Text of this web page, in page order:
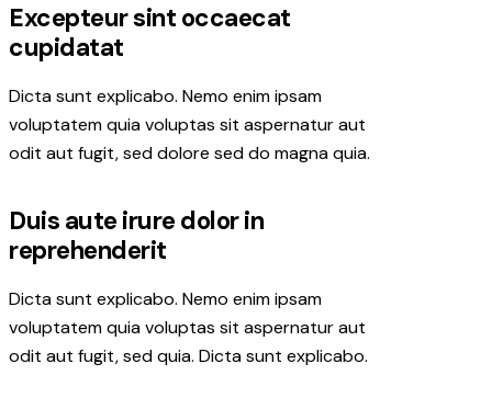
Excepteur sint occaecat
cupidatat
Dicta sunt explicabo. Nemo enim ipsam
voluptatem quia voluptas sit aspernatur aut
odit aut fugit, sed dolore sed do magna quia.
Duis aute irure dolor in
reprehenderit
Dicta sunt explicabo. Nemo enim ipsam
voluptatem quia voluptas sit aspernatur aut
odit aut fugit, sed quia. Dicta sunt explicabo.